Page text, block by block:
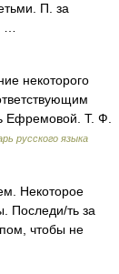
П. за
…
некоторого
Ефремовой. Т. Ф.
русского языка
Некоторое
Последи/ть за
чтобы не